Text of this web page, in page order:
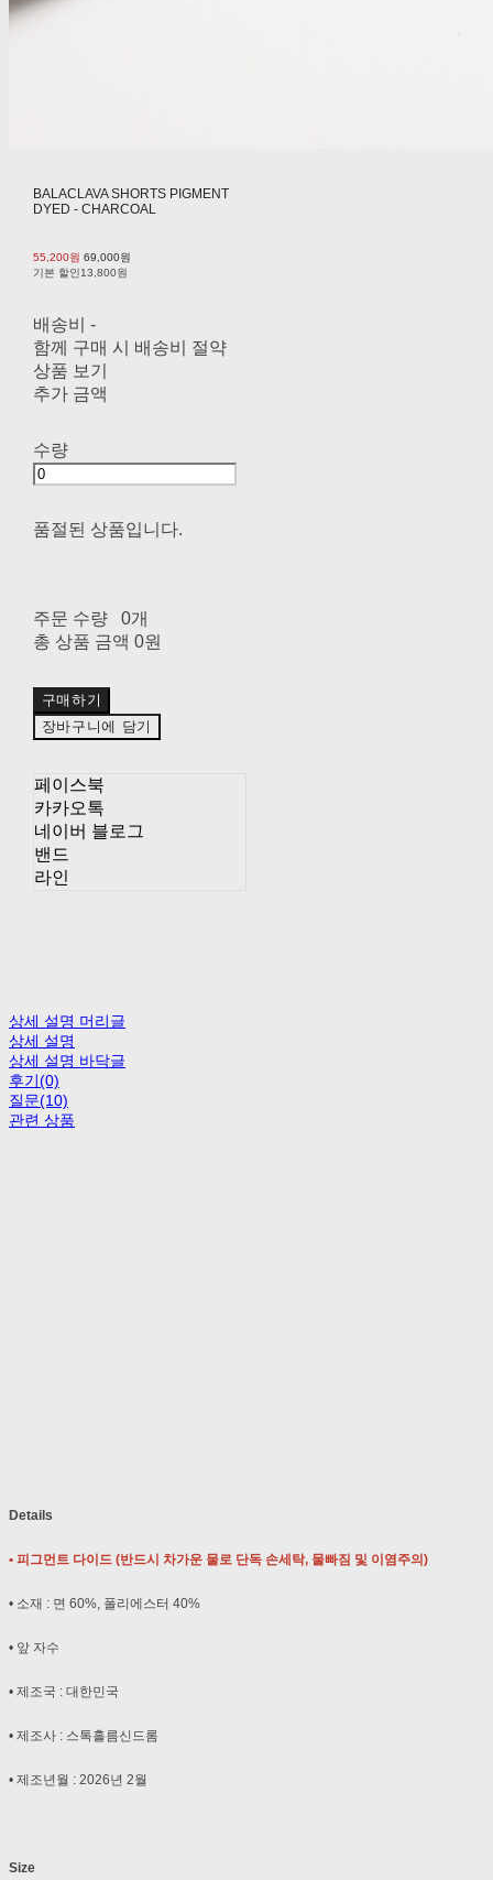
BALACLAVA SHORTS PIGMENT
DYED - CHARCOAL
55,200원 69,000원
기본 할인13,800원
배송비 -
함께 구매 시 배송비 절약
상품 보기
추가 금액
수량
품절된 상품입니다.
주문 수량
0개
총 상품 금액 0원
구매하기
장바구니에 담기
페이스북
카카오톡
네이버 블로그
밴드
라인
상세 설명 머리글
상세 설명
상세 설명 바닥글
후기(0)
질문(10)
관련 상품
Details
• 피그먼트 다이드 (반드시 차가운 물로 단독 손세탁, 물빠짐 및 이염주의)
• 소재 : 면 60%, 폴리에스터 40%
• 앞 자수
• 제조국 : 대한민국
• 제조사 : 스톡홀름신드롬
• 제조년월 : 2026년 2월
Size